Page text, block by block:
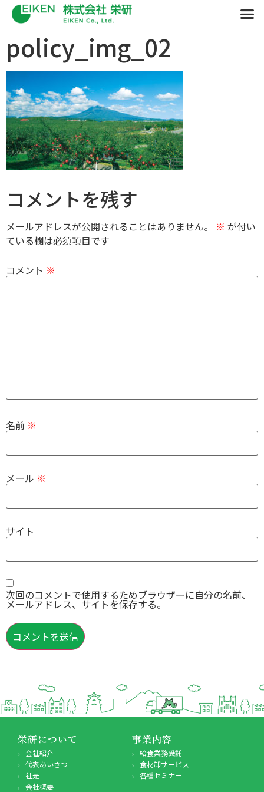
policy_img_02
コメントを残す
メールアドレスが公開されることはありません。 ※ が付い
ている欄は必須項目です
コメント ※
名前 ※
メール ※
サイト
次回のコメントで使用するためブラウザーに自分の名前、
メールアドレス、サイトを保存する。
栄研について
会社紹介
代表あいさつ
社是
会社概要
事業内容
給食業務受託
食材卸サービス
各種セミナー